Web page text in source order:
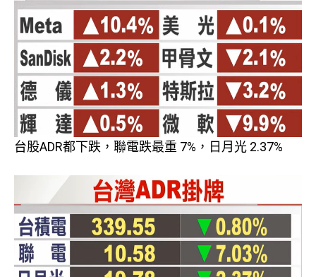
台股ADR都下跌，聯電跌最重 7%，日月光 2.37%